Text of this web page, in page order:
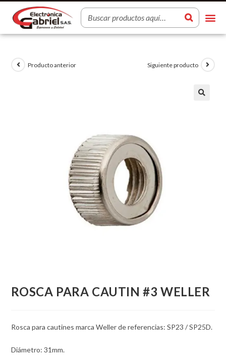
Producto anterior Siguiente producto
ROSCA PARA CAUTIN #3 WELLER
Rosca para cautines marca Weller de referencias: SP23 / SP25D.
Diámetro: 31mm.